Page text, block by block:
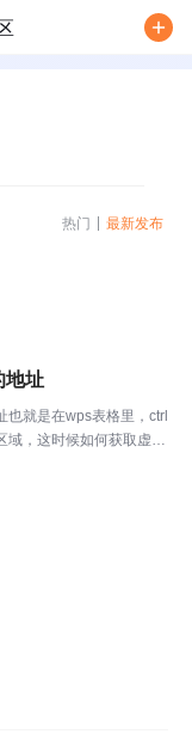
热门 最新发布
址
也就是在wps表格里，ctrl
域，这时候如何获取虚线
内容得到的地址，正好f